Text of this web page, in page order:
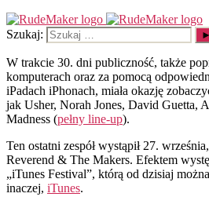
Szukaj:
W trakcie 30. dni publiczność, także
komputerach oraz za pomocą
iPadach iPhonach, miała okazję
jak Usher, Norah Jones, David Guetta,
Madness (pełny line-up).
Ten ostatni zespół wystąpił 27.
Reverend & The Makers. Efektem
„iTunes Festival”, którą od dzisiaj
inaczej, iTunes.